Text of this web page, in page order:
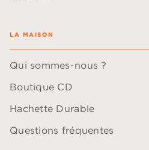
LA MAISON
Qui sommes-nous ?
Boutique CD
Hachette Durable
Questions fréquentes